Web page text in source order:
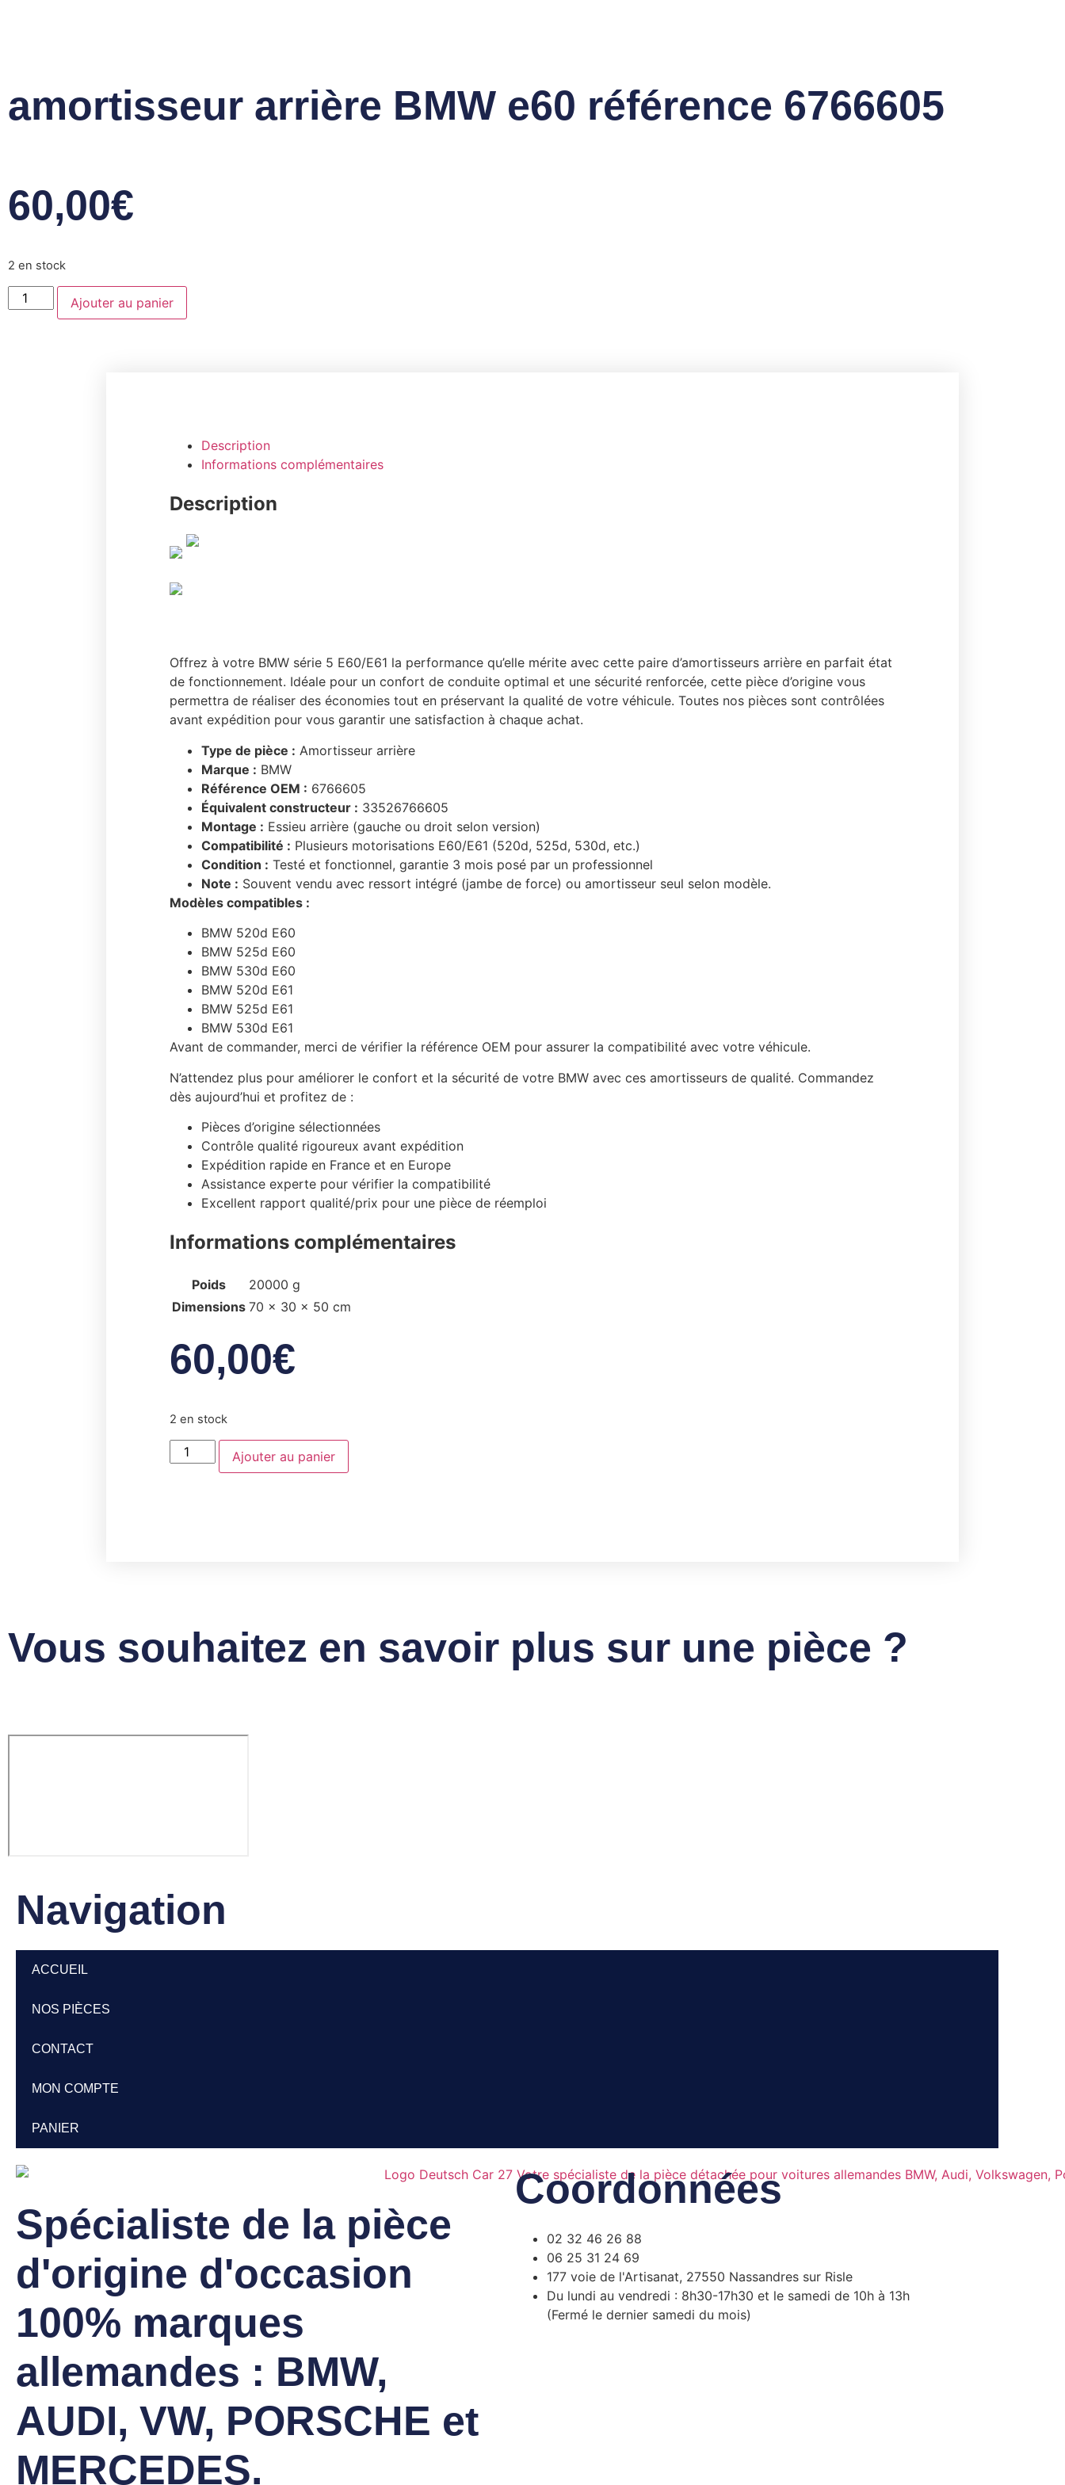
amortisseur arrière BMW e60 référence 6766605
60,00€
2 en stock
Ajouter au panier
Description
Informations complémentaires
Description
Offrez à votre BMW série 5 E60/E61 la performance qu’elle mérite avec cette paire d’amortisseurs arrière en parfait état
de fonctionnement. Idéale pour un confort de conduite optimal et une sécurité renforcée, cette pièce d’origine vous
permettra de réaliser des économies tout en préservant la qualité de votre véhicule. Toutes nos pièces sont contrôlées
avant expédition pour vous garantir une satisfaction à chaque achat.
Type de pièce : Amortisseur arrière
Marque : BMW
Référence OEM : 6766605
Équivalent constructeur : 33526766605
Montage : Essieu arrière (gauche ou droit selon version)
Compatibilité : Plusieurs motorisations E60/E61 (520d, 525d, 530d, etc.)
Condition : Testé et fonctionnel, garantie 3 mois posé par un professionnel
Note : Souvent vendu avec ressort intégré (jambe de force) ou amortisseur seul selon modèle.
Modèles compatibles :
BMW 520d E60
BMW 525d E60
BMW 530d E60
BMW 520d E61
BMW 525d E61
BMW 530d E61
Avant de commander, merci de vérifier la référence OEM pour assurer la compatibilité avec votre véhicule.
N’attendez plus pour améliorer le confort et la sécurité de votre BMW avec ces amortisseurs de qualité. Commandez
dès aujourd’hui et profitez de :
Pièces d’origine sélectionnées
Contrôle qualité rigoureux avant expédition
Expédition rapide en France et en Europe
Assistance experte pour vérifier la compatibilité
Excellent rapport qualité/prix pour une pièce de réemploi
Informations complémentaires
Poids
20000 g
Dimensions 70 × 30 × 50 cm
60,00€
2 en stock
Ajouter au panier
Vous souhaitez en savoir plus sur une pièce ?
Navigation
ACCUEIL
NOS PIÈCES
CONTACT
MON COMPTE
PANIER
Spécialiste de la pièce
d'origine d'occasion
100% marques
allemandes : BMW,
AUDI, VW, PORSCHE et
MERCEDES.
Coordonnées
02 32 46 26 88
06 25 31 24 69
177 voie de l'Artisanat, 27550 Nassandres sur Risle
Du lundi au vendredi : 8h30-17h30 et le samedi de 10h à 13h
(Fermé le dernier samedi du mois)